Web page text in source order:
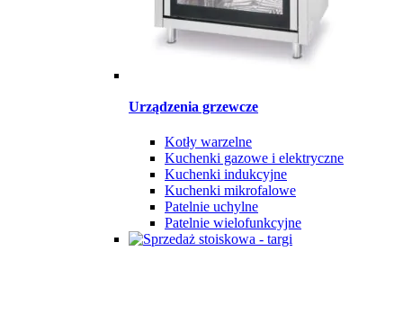
Urządzenia grzewcze
Kotły warzelne
Kuchenki gazowe i elektryczne
Kuchenki indukcyjne
Kuchenki mikrofalowe
Patelnie uchylne
Patelnie wielofunkcyjne